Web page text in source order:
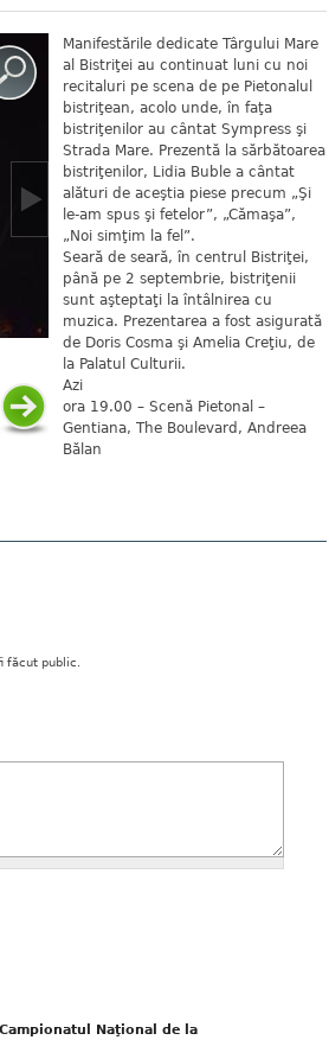
Manifestările dedicate Târgului Mare
al Bistriţei au continuat luni cu noi
recitaluri pe scena de pe Pietonalul
bistriţean, acolo unde, în faţa
bistriţenilor au cântat Sympress şi
Strada Mare. Prezentă la sărbătoarea
bistriţenilor, Lidia Buble a cântat
alături de aceştia piese precum „Şi
le-am spus şi fetelor”, „Cămaşa”,
„Noi simţim la fel”.
Seară de seară, în centrul Bistriţei,
până pe 2 septembrie, bistriţenii
sunt aşteptaţi la întâlnirea cu
muzica. Prezentarea a fost asigurată
de Doris Cosma şi Amelia Creţiu, de
la Palatul Culturii.
Azi
ora 19.00 – Scenă Pietonal –
Gentiana, The Boulevard, Andreea
Bălan
făcut public.
Naţional de la